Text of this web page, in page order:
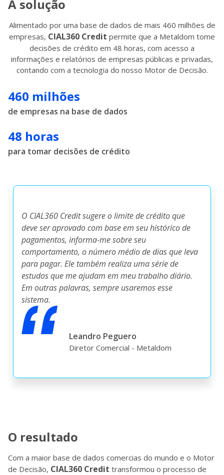
O CIAL360 Credit sugere o limite de crédito que
deve ser aprovado com base em seu histórico de
pagamentos, informa-me sobre seu
comportamento, o número médio de dias que leva
para pagar. Ele também realiza uma série de
estudos que me ajudam em meu trabalho diário.
Em outras palavras, sempre usaremos esse
sistema.
Leandro Peguero
Diretor Comercial - Metaldom
A solução
Alimentado por uma base de dados de mais 460 milhões de
empresas, CIAL360 Credit permite que a Metaldom tome
decisões de crédito em 48 horas, com acesso a
informações e relatórios de empresas públicas e privadas,
contando com a tecnologia do nosso Motor de Decisão.
460 milhões
de empresas na base de dados
48 horas
para tomar decisões de crédito
O resultado
Com a maior base de dados comercias do mundo e o Motor
de Decisão, CIAL360 Credit transformou o processo de